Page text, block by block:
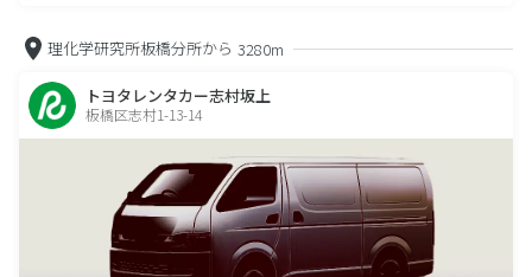
理化学研究所板橋分所から 3280m
トヨタレンタカー志村坂上
板橋区志村1-13-14